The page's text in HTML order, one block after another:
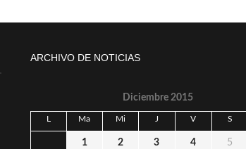
ARCHIVO DE NOTICIAS
Diciembre 2015
L Ma Mi J V S
1 2 3 4 5